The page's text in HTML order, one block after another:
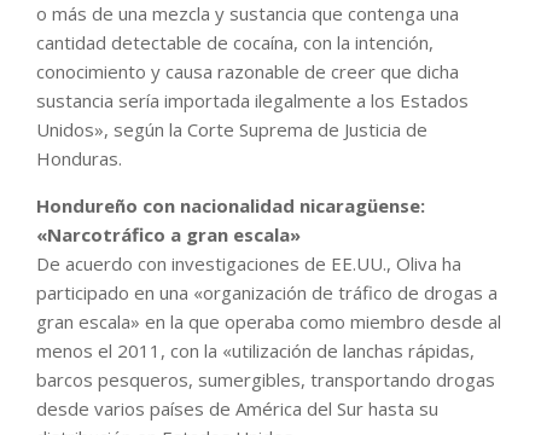
o más de una mezcla y sustancia que contenga una
cantidad detectable de cocaína, con la intención,
conocimiento y causa razonable de creer que dicha
sustancia sería importada ilegalmente a los Estados
Unidos», según la Corte Suprema de Justicia de
Honduras.
Hondureño con nacionalidad nicaragüense:
«Narcotráfico a gran escala»
De acuerdo con investigaciones de EE.UU., Oliva ha
participado en una «organización de tráfico de drogas a
gran escala» en la que operaba como miembro desde al
menos el 2011, con la «utilización de lanchas rápidas,
barcos pesqueros, sumergibles, transportando drogas
desde varios países de América del Sur hasta su